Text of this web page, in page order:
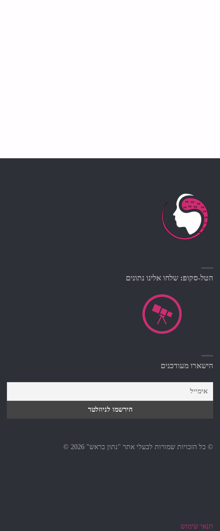
הטל-סקופ: שלחו אלינו נתונים
הישארו מעודכנים
© כל הזכויות שמורות לבעלי אתר "נתון בראש" 2026 ©
תנאי שימוש